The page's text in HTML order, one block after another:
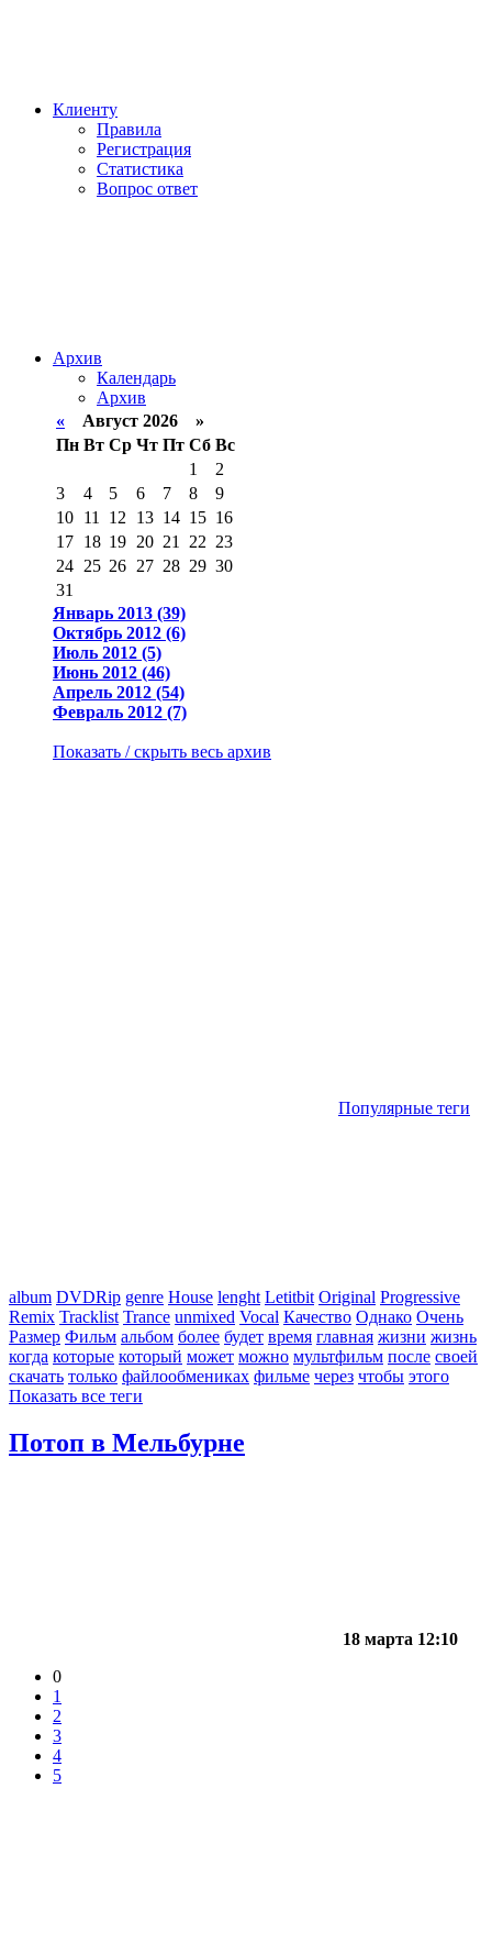
Клиенту
Правила
Регистрация
Статистика
Вопрос ответ
Архив
Календарь
Архив
« Август 2026 »
Пн Вт Ср Чт Пт Сб Вс
1
2
3
4 5 6 7 8
9
10 11 12 13 14 15 16
17 18 19 20 21 22 23
24 25 26 27 28 29 30
31
Январь 2013 (39)
Октябрь 2012 (6)
Июль 2012 (5)
Июнь 2012 (46)
Апрель 2012 (54)
Февраль 2012 (7)
Показать / скрыть весь архив
Популярные теги
album DVDRip genre House lenght Letitbit Original Progressive
Remix Tracklist Trance unmixed Vocal Качество Однако Очень
Размер Фильм альбом более будет время главная жизни жизнь
когда которые который может можно мультфильм после своей
скачать только файлообмениках фильме через чтобы этого
Показать все теги
Потоп в Мельбурне
18 марта 12:10
0
1
2
3
4
5